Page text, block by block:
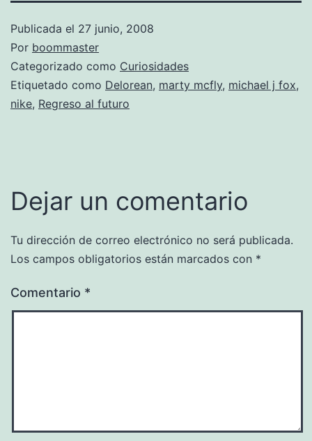
Publicada el 27 junio, 2008
Por boommaster
Categorizado como Curiosidades
Etiquetado como Delorean, marty mcfly, michael j fox,
nike, Regreso al futuro
Dejar un comentario
Tu dirección de correo electrónico no será publicada.
Los campos obligatorios están marcados con *
Comentario *